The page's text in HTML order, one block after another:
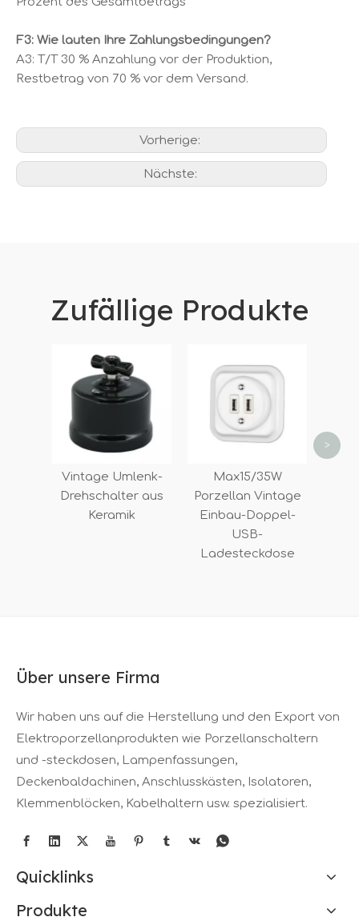
F3: Wie lauten Ihre Zahlungsbedingungen?
A3: T/T 30 % Anzahlung vor der Produktion,
Restbetrag von 70 % vor dem Versand.
Vorherige:
Nächste:
Zufällige Produkte
Vintage Umlenk-
Drehschalter aus
Keramik
Max15/35W
Porzellan Vintage
Einbau-Doppel-
USB-
Ladesteckdose
>
Über unsere Firma
Wir haben uns auf die Herstellung und den Export von
Elektroporzellanprodukten wie Porzellanschaltern
und -steckdosen, Lampenfassungen,
Deckenbaldachinen, Anschlusskästen, Isolatoren,
Klemmenblöcken, Kabelhaltern usw. spezialisiert.
Quicklinks
Produkte